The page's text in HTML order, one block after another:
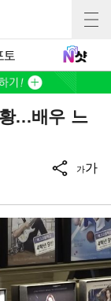
토
…배우 느
가가